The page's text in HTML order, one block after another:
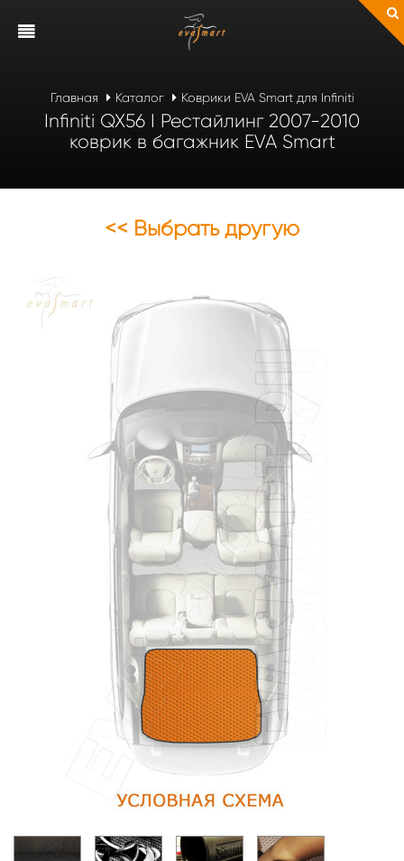
Главная Каталог Коврики EVA Smart для Infiniti
Infiniti QX56 I Рестайлинг 2007-2010
коврик в багажник EVA Smart
<< Выбрать другую